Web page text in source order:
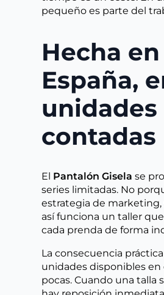
pequeño es parte del
Hecha en
España,
unidades
contadas
El Pantalón Gisela se
series limitadas. No
estrategia de marketing,
así funciona un taller
cada prenda de forma
La consecuencia
unidades disponibles en
pocas. Cuando una talla